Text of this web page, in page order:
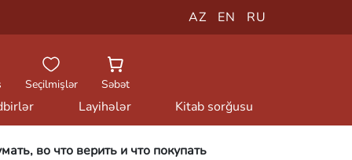
AZ EN RU
Seçilmişlər Səbət
Layihələr Kitab sorğusu
во что верить и что покупать